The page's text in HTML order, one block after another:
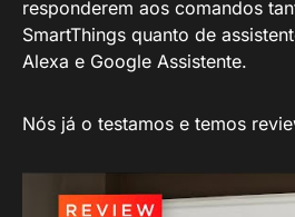
responderem aos comandos
SmartThings quanto de
Alexa e Google Assistente.
Nós já o testamos e temos